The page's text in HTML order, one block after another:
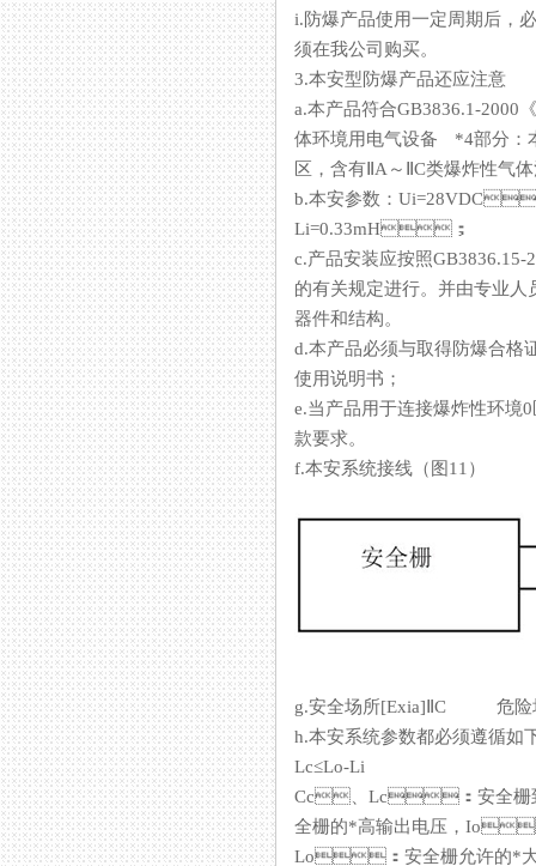
i.防爆产品使用一定周期后，
须在我公司购买。
3.本安型防爆产品还应注意
a.本产品符合GB3836.1-2000《
体环境用电气设备 *4部分：
区，含有ⅡA～ⅡC类爆炸性气
b.本安参数：
Li=0.33mH；
c.产品安装应按照GB3836.15-
的有关规定进行。并由专业人
器件和结构。
d.本产品必须与取得防爆合格证
使用说明书；
e.当产品用于连接爆炸性环境0
款要求。
f.本安系统接线（图11）
g.安全场所[Exia]ⅡC 危险
h.本安系统参数都必须遵
Lc≤Lo-Li
Cc、Lc：安全栅到
全栅的*高输出电压，
Lo：安全栅允许的*大外